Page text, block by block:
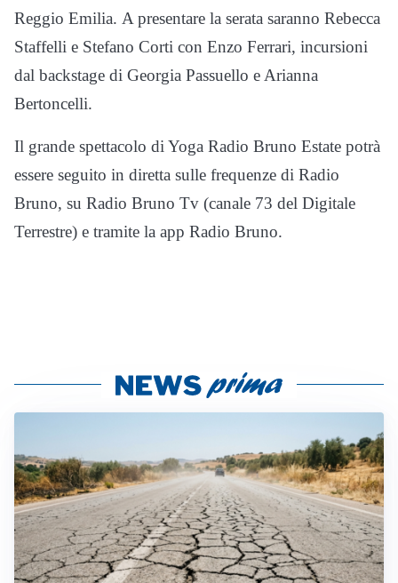
Reggio Emilia. A presentare la serata saranno Rebecca
Staffelli e Stefano Corti con Enzo Ferrari, incursioni
dal backstage di Georgia Passuello e Arianna
Bertoncelli.
Il grande spettacolo di Yoga Radio Bruno Estate potrà
essere seguito in diretta sulle frequenze di Radio
Bruno, su Radio Bruno Tv (canale 73 del Digitale
Terrestre) e tramite la app Radio Bruno.